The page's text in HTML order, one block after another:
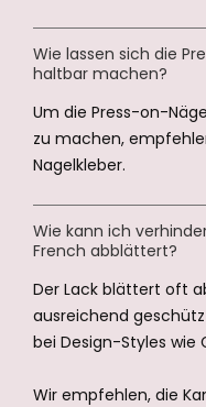
Wie lassen sich die
haltbar machen?
Um die Press-on-
zu machen,
Nagelkleber.
Wie kann ich
French abblättert?
Der Lack blättert oft
ausreichend
bei Design-Styles wie
Wir empfehlen, die